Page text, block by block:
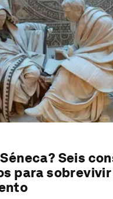
Seis
para sobrevivir